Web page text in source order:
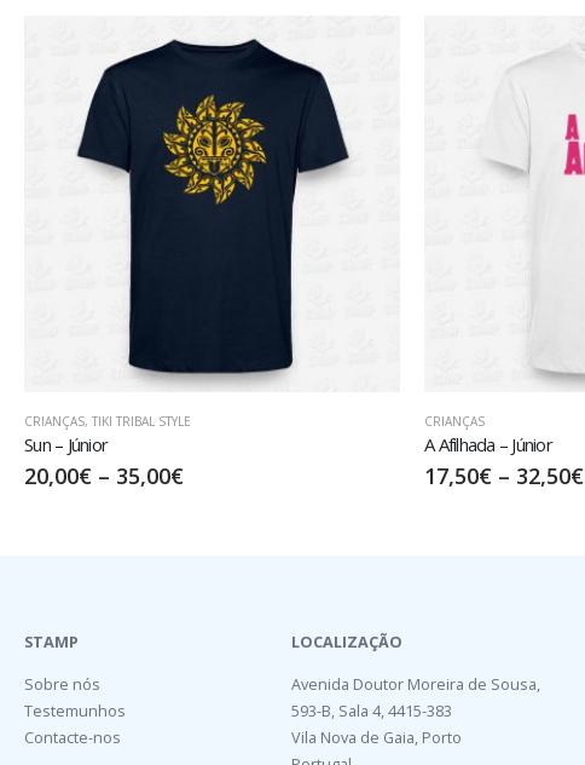
CRIANÇAS
A Afilhada – Júnior
17,50€ – 32,50€
CRIANÇAS
Big Sister – Júnior
20,00€ – 35,00€
STAMP
Sobre nós
Testemunhos
Contacte-nos
LOCALIZAÇÃO
Avenida Doutor Moreira de Sousa,
593-B, Sala 4, 4415-383
Vila Nova de Gaia, Porto